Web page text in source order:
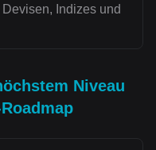
Devisen, Indizes und
Niveau